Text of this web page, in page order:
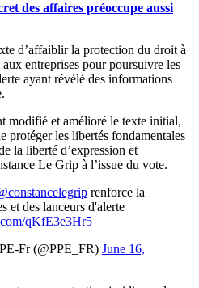
des affaires préoccupe aussi
d’affaiblir la protection du droit à
entreprises pour poursuivre les
ayant révélé des informations
modifié et amélioré le texte initial,
protéger les libertés fondamentales
la liberté d’expression et
Le Grip à l’issue du vote.
renforce la
et des lanceurs d'alerte
qKfE3e3Hr5
Fr (@PPE_FR) June 16,